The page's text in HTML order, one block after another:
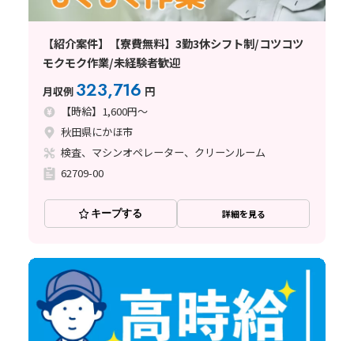
【紹介案件】【寮費無料】3勤3休シフト制/コツコツ
モクモク作業/未経験者歓迎
月収例 323,716 円
【時給】1,600円～
秋田県にかほ市
検査、マシンオペレーター、クリーンルーム
62709-00
キープする 詳細を見る